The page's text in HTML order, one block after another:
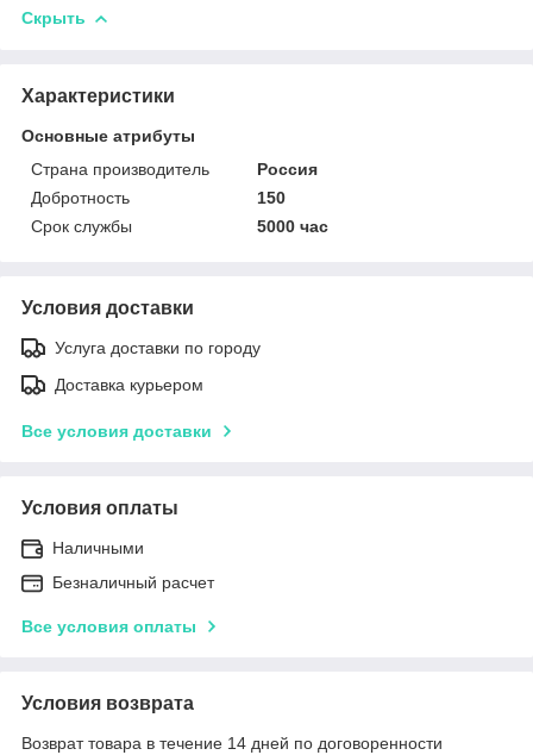
Скрыть
Характеристики
Основные атрибуты
Страна производитель
Россия
Добротность
150
Срок службы
5000 час
Условия доставки
Услуга доставки по городу
Доставка курьером
Все условия доставки
Условия оплаты
Наличными
Безналичный расчет
Все условия оплаты
Условия возврата
Возврат товара в течение 14 дней по договоренности